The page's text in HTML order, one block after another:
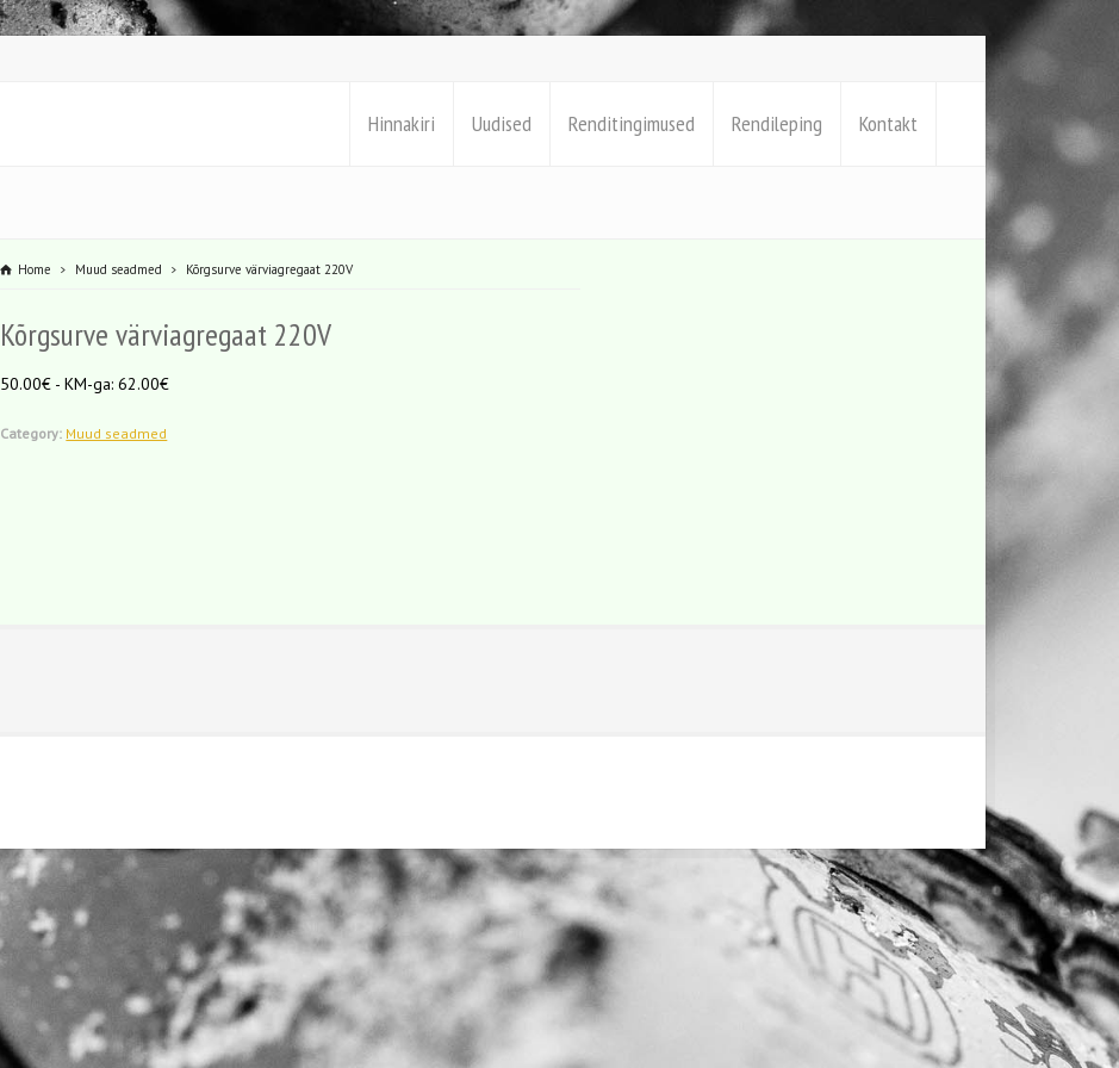
Hinnakiri Uudised Renditingimused Rendileping Kontakt
Home Muud seadmed Kõrgsurve värviagregaat 220V
Kõrgsurve värviagregaat 220V
50.00€ - KM-ga: 62.00€
Category: Muud seadmed